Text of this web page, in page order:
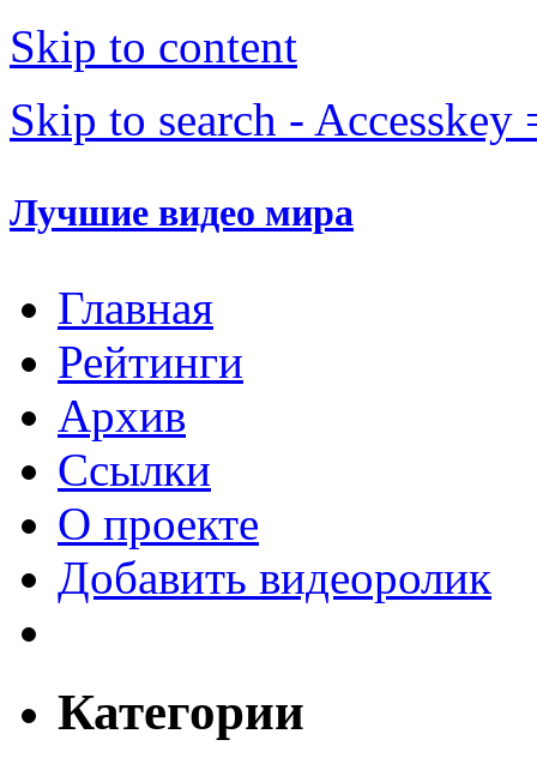
Skip to content
Skip to search - Accesskey
Лучшие видео мира
Главная
Рейтинги
Архив
Ссылки
О проекте
Добавить видеоролик
Категории